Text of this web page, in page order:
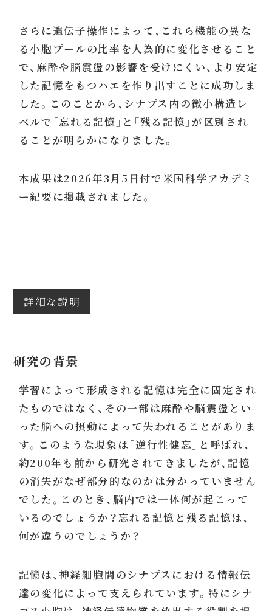
さらに遺伝子操作によって、これら機能の異な
る小胞プールの比率を人為的に変化させること
で、麻酔や脳震盪の影響を受けにくい、より安定
した記憶をもつハエを作り出すことに成功しま
した。このことから、シナプス内の微小構造レ
ベルで「忘れる記憶」と「残る記憶」が区別され
ることが明らかになりました。
本成果は2026年3月5日付で米国科学アカデミ
ー紀要に掲載されました。
詳細な説明
研究の背景
学習によって形成される記憶は完全に固定され
たものではなく、その一部は麻酔や脳震盪とい
った脳への摂動によって失われることがありま
す。このような現象は「逆行性健忘」と呼ばれ、
約200年も前から研究されてきましたが、記憶
の消失がなぜ部分的なのかは分かっていません
でした。このとき、脳内では一体何が起こって
いるのでしょうか？忘れる記憶と残る記憶は、
何が違うのでしょうか？
記憶は、神経細胞間のシナプスにおける情報伝
達の変化によって支えられています。特にシナ